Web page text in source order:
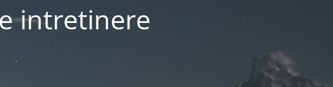
intretinere